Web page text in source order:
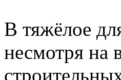
В тяжёлое
несмотря на